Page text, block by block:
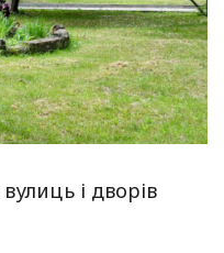
і дворів